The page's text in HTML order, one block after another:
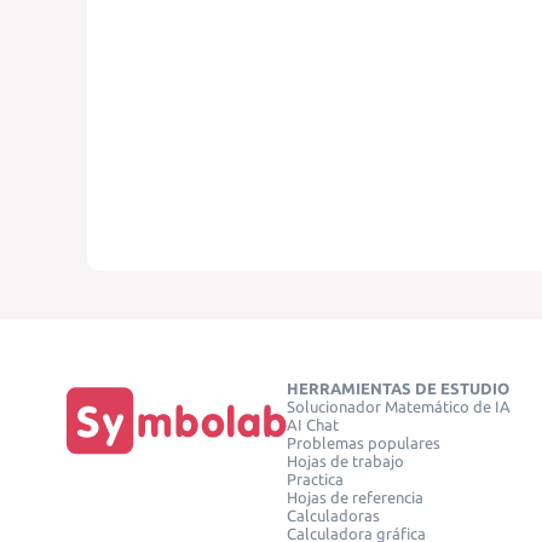
HERRAMIENTAS DE ESTUDIO
Solucionador Matemático de IA
AI Chat
Problemas populares
Hojas de trabajo
Practica
Hojas de referencia
Calculadoras
Calculadora gráfica